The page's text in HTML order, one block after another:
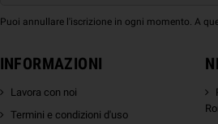
Puoi annullare l'iscrizione in ogni momento. A
INFORMAZIONI
Lavora con noi
Termini e condizioni d'uso